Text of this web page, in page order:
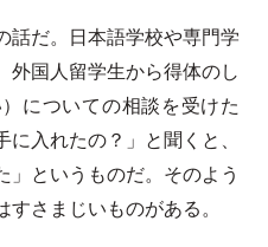
話だ。日本語学校や専門学
外国人留学生から得体のし
についての相談を受けた
入れたの？」と聞くと、
」というものだ。そのよう
さまじいものがある。